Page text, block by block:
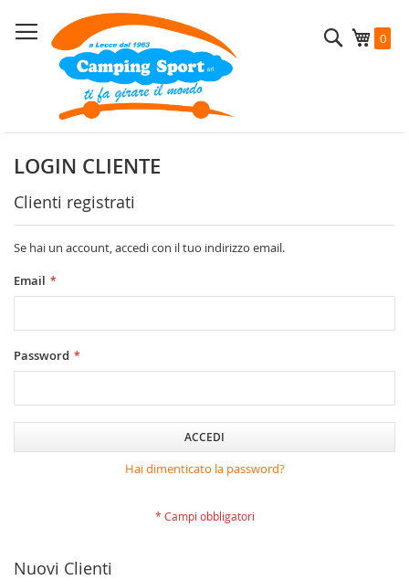
al
contenuto
0
Cerca
LOGIN CLIENTE
Clienti registrati
Se hai un account, accedi con il tuo indirizzo email.
Email
Password
ACCEDI
Hai dimenticato la password?
Nuovi Clienti